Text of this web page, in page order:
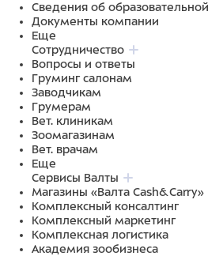
Сведения об
Документы компании
Еще
Сотрудничество
Вопросы и ответы
Груминг салонам
Заводчикам
Грумерам
Вет. клиникам
Зоомагазинам
Вет. врачам
Еще
Сервисы Валты
Магазины «Валта Cash&Carry»
Комплексный консалтинг
Комплексный маркетинг
Комплексная логистика
Академия зообизнеса